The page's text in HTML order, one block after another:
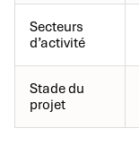
Secteurs
d’activité
Stade du
projet